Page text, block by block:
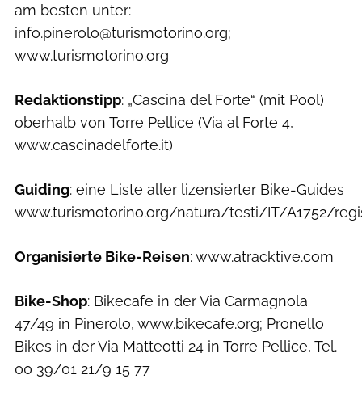
am besten unter:
info.pinerolo@turismotorino.org;
www.turismotorino.org
Redaktionstipp: „Cascina del Forte“ (mit Pool)
oberhalb von Torre Pellice (Via al Forte 4,
www.cascinadelforte.it)
Guiding: eine Liste aller lizensierter Bike-Guides
www.turismotorino.org/natura/testi/IT/A1752/
Organisierte Bike-Reisen: www.atracktive.com
Bike-Shop: Bikecafe in der Via Carmagnola
47/49 in Pinerolo, www.bikecafe.org; Pronello
Bikes in der Via Matteotti 24 in Torre Pellice, Tel.
00 39/01 21/9 15 77